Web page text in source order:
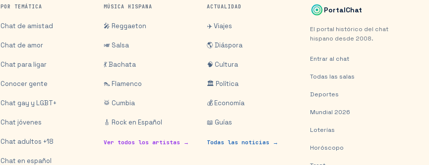
POR TEMÁTICA
Chat de amistad
Chat de amor
Chat para ligar
Conocer gente
Chat gay y LGBT+
Chat jóvenes
Chat adultos +18
Chat en español
MÚSICA HISPANA
🎤 Reggaeton
🎺 Salsa
💃 Bachata
👠 Flamenco
🥁 Cumbia
🎸 Rock en Español
Ver todos los artistas →
ACTUALIDAD
✈️ Viajes
🌎 Diáspora
🧠 Cultura
🏛️ Política
💰 Economía
📖 Guías
Todas las noticias →
PortalChat
El portal histórico del chat
hispano desde 2008.
Entrar al chat
Todas las salas
Deportes
Mundial 2026
Loterías
Horóscopo